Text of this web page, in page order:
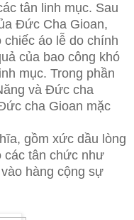
tân linh mục. Sau
Đức Cha Gioan,
áo lễ do chính
của bao công khó
mục. Trong phần
và Đức cha
cha Gioan mặc
gồm xức dầu lòng
các tân chức như
hàng cộng sự